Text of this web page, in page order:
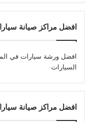
افضل مراكز صيانة
افضل ورشة سيارات في
السيارات
افضل مراكز صيانة